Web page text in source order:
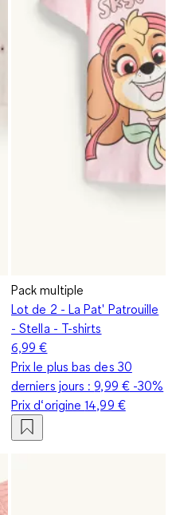
Pack multiple
Lot de 2 - La Pat' Patrouille
- Stella - T-shirts
6,99 €
Prix le plus bas des 30
derniers jours :9,99 €-30%
Prix d‘origine14,99 €